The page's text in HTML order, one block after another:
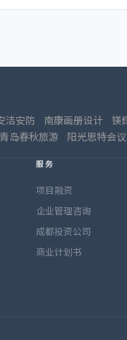
洁安防 南康画册设计 镁
青岛春秋旅游 阳光思特会议
服务
项目融资
企业管理咨询
成都投资公司
商业计划书